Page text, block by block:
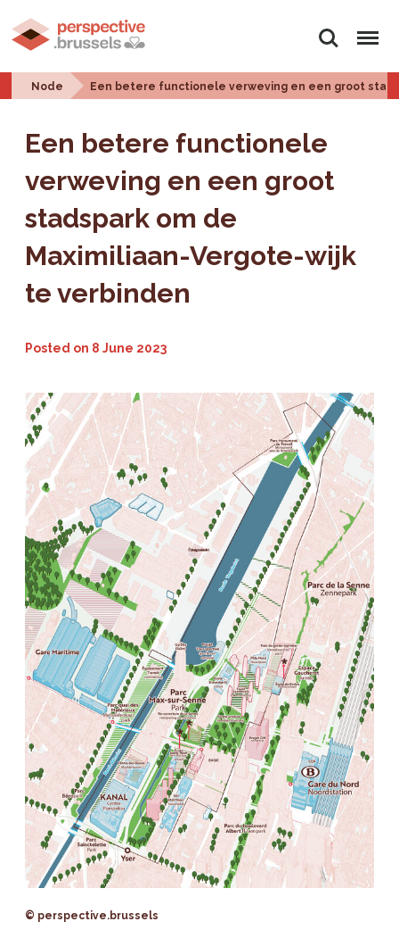
Search Menu
Node Een betere functionele verweving en een groot
Een betere functionele
verweving en een groot
stadspark om de
Maximiliaan-Vergote-wijk
te verbinden
Posted on 8 June 2023
© perspective.brussels